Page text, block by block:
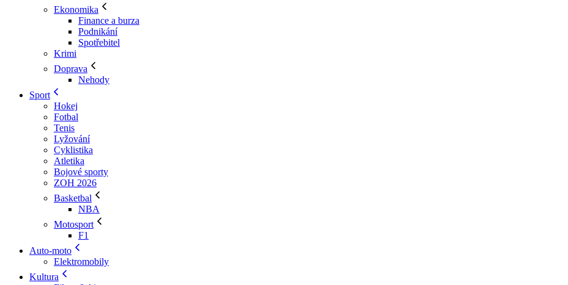
Ekonomika
Finance a burza
Podnikání
Spotřebitel
Krimi
Doprava
Nehody
Sport
Hokej
Fotbal
Tenis
Lyžování
Cyklistika
Atletika
Bojové sporty
ZOH 2026
Basketbal
NBA
Motosport
F1
Auto-moto
Elektromobily
Kultura